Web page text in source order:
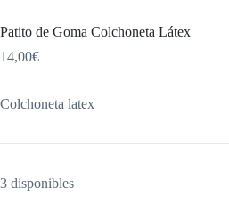
Patito de Goma Colchoneta Látex
14,00€
Colchoneta latex
3 disponibles